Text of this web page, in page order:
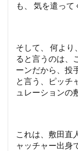
も、 気を遣って
そして、 何より
ると言うのは、
ーンだから、投
と言う、ピッチ
ュレーションの
これは、敷田直
ャッチャー出身